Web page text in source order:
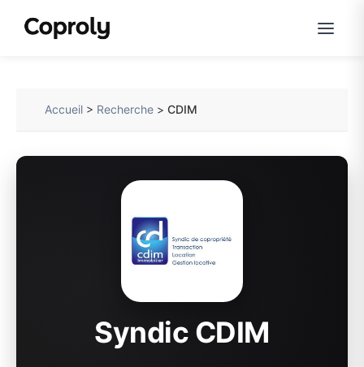
Accueil > Recherche >CDIM
Syndic CDIM